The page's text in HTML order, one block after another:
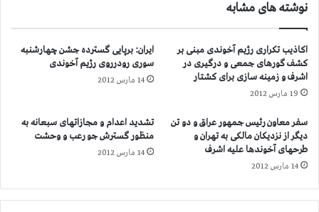
ر
۳
نوشته های مشابه
اکاذیب تکراری رژیم آخوندی مبنی بر
کشف گورهای جمعی و درگیری در
اشرف و زمینه سازی برای کشتار
19 مارس 2012
ایران: برپایی گسترده جشن چهارشنبه
سوری رودرروی رژیم آخوندی
14 مارس 2012
سفر معاون رئیس جمهور عراق و دو تن
دیگر از نزدیکان مالکی به تهران و
طرحهای آخوندها علیه اشرف
14 مارس 2012
تشدید اعدام و مجازاتهای سبعانه به
منظور گسترش جو رعب و وحشت
14 مارس 2012